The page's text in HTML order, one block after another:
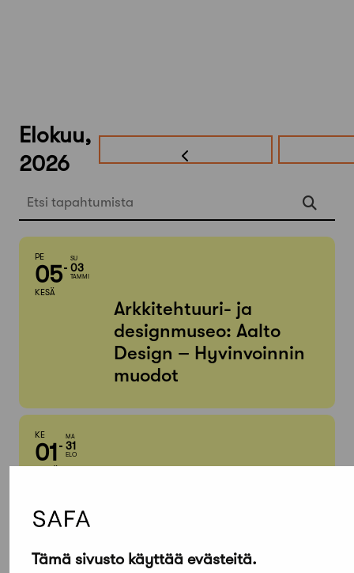
Tämä sivusto käyttää evästeitä.
Elokuu,
2026
Etsi tapahtumista
PE
05
KESÄ
SU
03
TAMMI
Arkkitehtuuri- ja
designmuseo: Aalto
Design – Hyvinvoinnin
muodot
KE
01
MA
31
ELO